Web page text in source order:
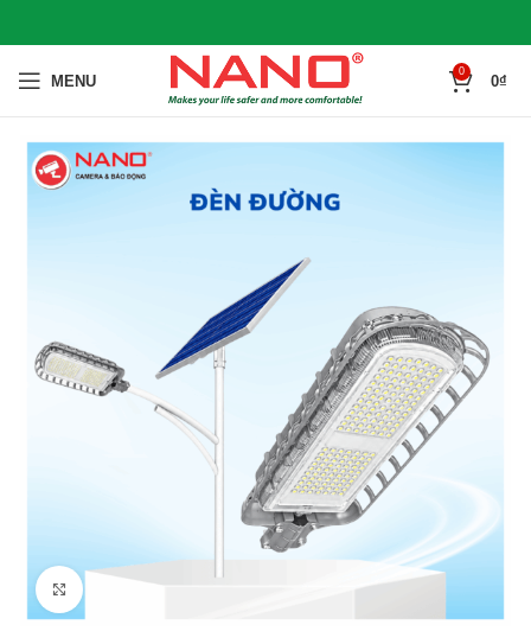
MENU
0
0₫
Click to enlarge